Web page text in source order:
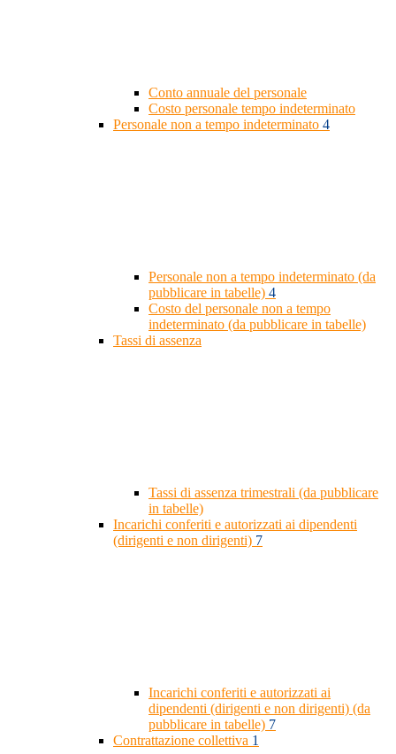
Conto annuale del personale
Costo personale tempo indeterminato
Personale non a tempo indeterminato 4
Personale non a tempo indeterminato (da
pubblicare in tabelle) 4
Costo del personale non a tempo
indeterminato (da pubblicare in tabelle)
Tassi di assenza
Tassi di assenza trimestrali (da pubblicare
in tabelle)
Incarichi conferiti e autorizzati ai dipendenti
(dirigenti e non dirigenti) 7
Incarichi conferiti e autorizzati ai
dipendenti (dirigenti e non dirigenti) (da
pubblicare in tabelle) 7
Contrattazione collettiva 1